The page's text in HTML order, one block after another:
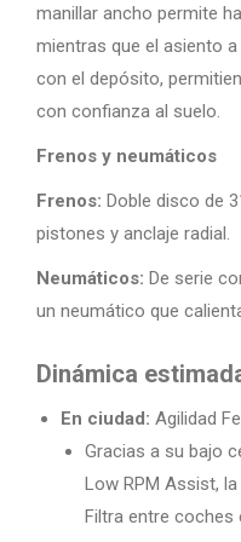
manillar ancho permite
mientras que el asiento
con el depósito,
con confianza al suelo.
Frenos y neumáticos
Frenos: Doble disco de
pistones y anclaje radial.
Neumáticos: De serie
un neumático que
Dinámica
En ciudad: Agilidad
Gracias a su bajo
Low RPM Assist,
Filtra entre coches